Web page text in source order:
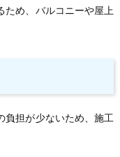
ため、バルコニーや屋上
負担が少ないため、施工